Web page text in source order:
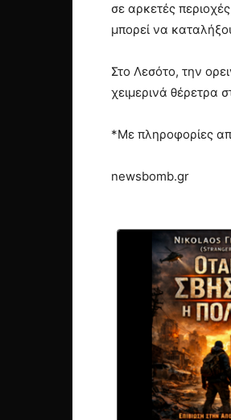
σε αρκετές
μπορεί να
Στο Λεσότο, την
χειμερινά θέρετρα
*Με πληροφορίες
newsbomb.gr